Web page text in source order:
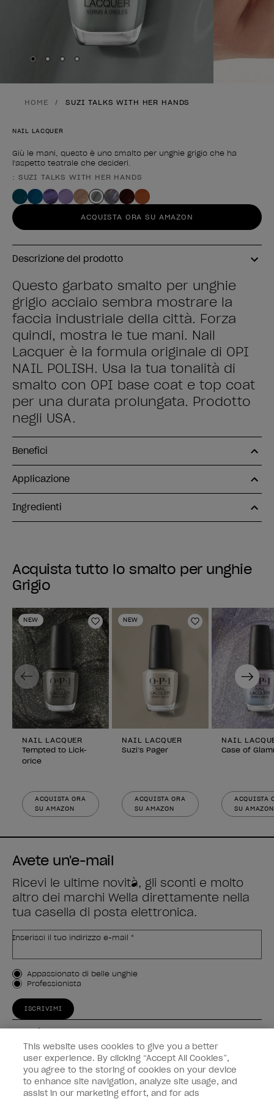
Skip to slide
Skip to slide
Skip to slide
Skip to slide
HOME SUZI TALKS WITH HER HANDS
NAIL LACQUER
Giù le mani, questo è uno smalto per unghie grigio che ha
l'aspetto teatrale che desideri.
Forma del prodotto
: SUZI TALKS WITH HER HANDS
ACQUISTA ORA SU AMAZON
Descrizione del prodotto
Questo garbato smalto per unghie
grigio acciaio sembra mostrare la
faccia industriale della città. Forza
quindi, mostra le tue mani. Nail
Lacquer è la formula originale di OPI
NAIL POLISH. Usa la tua tonalità di
smalto con OPI base coat e top coat
per una durata prolungata. Prodotto
negli USA.
Benefici
Applicazione
Ingredienti
Acquista tutto lo smalto per unghie
Grigio
NEW
Aggiungi alla lista dei desideri
NAIL LACQUER
Tempted to Lick-
orice
ACQUISTA ORA
SU AMAZON
NEW
Aggiungi alla
NAIL LACQUER
Suzi’s Pager
ACQUISTA ORA
SU AMAZON
NAIL
Case of
ACQUISTA
SU AMAZON
Previous Next
Avete un'e-mail
Ricevi le ultime novità, gli sconti e molto
altro dei marchi Wella direttamente nella
tua casella di posta elettronica.
Inserisci il tuo indirizzo e-mail *
Tipo di cliente
Appassionato di belle unghie
Professionista
ISCRIVIMI
Esperienza
Collegati
Informazioni sul cliente
This website uses cookies to give you a better
user experience. By clicking “Accept All Cookies”,
you agree to the storing of cookies on your device
to enhance site navigation, analyze site usage, and
assist in our marketing effort, and for ads